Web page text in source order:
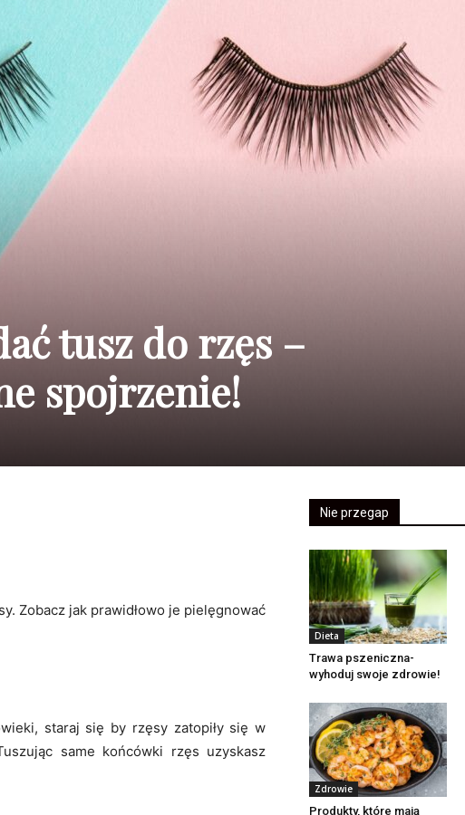
tusz do rzęs –
spojrzenie!
Zobacz jak prawidłowo je pielęgnować
staraj się by rzęsy zatopiły się w
same końcówki rzęs uzyskasz
Nie przegap
Dieta
Trawa pszeniczna-
wyhoduj swoje zdrowie!
Zdrowie
Produkty, które mają